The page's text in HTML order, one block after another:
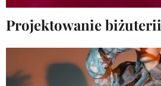
Projektowanie biżuterii